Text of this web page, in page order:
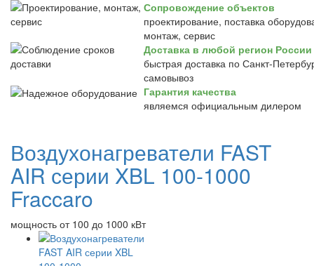
Сопровождение объектов
проектирование, поставка
монтаж, сервис
Доставка в любой регион России
быстрая доставка по Санкт-
самовывоз
Гарантия качества
являемся официальным дилером
Воздухонагреватели FAST
AIR серии XBL 100-1000
Fraccaro
мощность от 100 до 1000 кВт